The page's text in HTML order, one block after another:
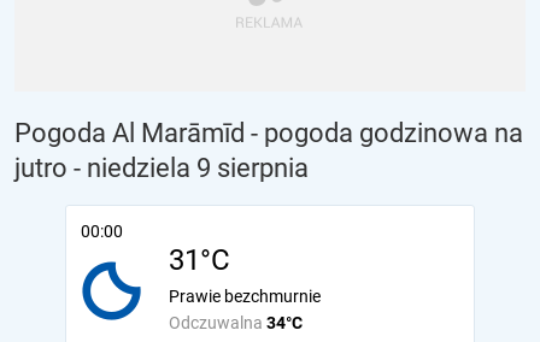
Pogoda Al Marāmīd - pogoda godzinowa na
jutro - niedziela 9 sierpnia
00:00
31°C
Odczuwalna 34°C
Prawie bezchmurnie